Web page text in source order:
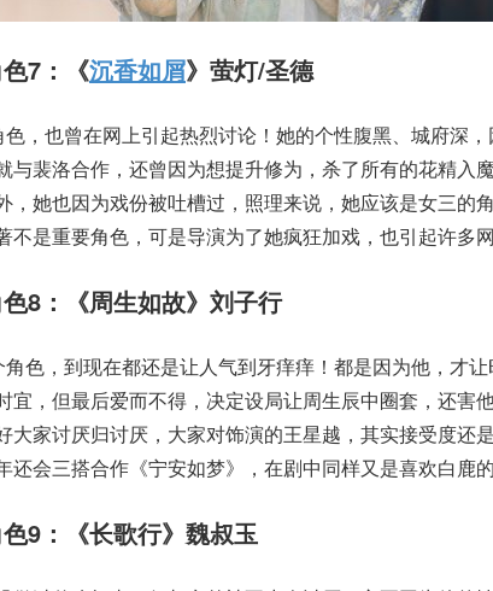
7：《沉香如屑》萤灯/圣德
色，也曾在网上引起热烈讨论！她的个性腹黑、城府深
与裴洛合作，还曾因为想提升修为，杀了所有的花精入
，她也因为戏份被吐槽过，照理来说，她应该是女三的
不是重要角色，可是导演为了她疯狂加戏，也引起许多
8：《周生如故》刘子行
角色，到现在都还是让人气到牙痒痒！都是因为他，才
宜，但最后爱而不得，决定设局让周生辰中圈套，还害
大家讨厌归讨厌，大家对饰演的王星越，其实接受度还
还会三搭合作《宁安如梦》，在剧中同样又是喜欢白鹿
9：《长歌行》魏叔玉